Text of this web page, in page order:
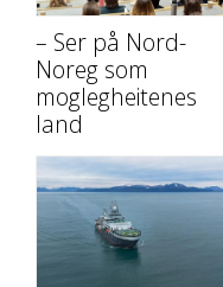
– Ser på Nord-
Noreg som
moglegheitenes
land